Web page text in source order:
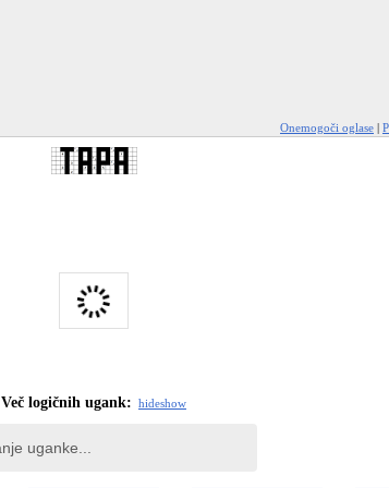
Onemogoči oglase |
Več logičnih ugank: hideshow